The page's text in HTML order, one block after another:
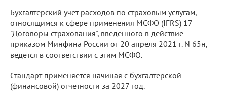
Бухгалтерский учет расходов по страховым услугам,
относящимся к сфере применения МСФО (IFRS) 17
"Договоры страхования", введенного в действие
приказом Минфина России от 20 апреля 2021 г. N 65н,
ведется в соответствии с этим МСФО.
Стандарт применяется начиная с бухгалтерской
(финансовой) отчетности за 2027 год.